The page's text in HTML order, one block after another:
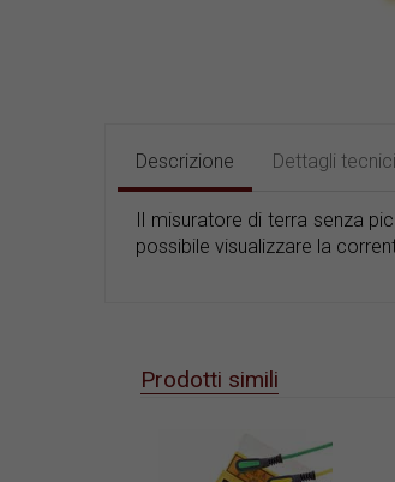
Descrizione Dettagli tecnici
Il misuratore di terra senza
possibile visualizzare la
Prodotti simili